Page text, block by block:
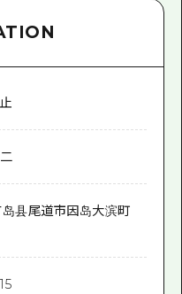
岛县尾道市因岛大滨町